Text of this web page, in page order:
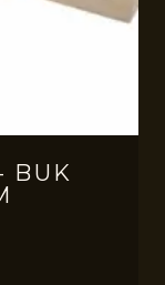
BUK